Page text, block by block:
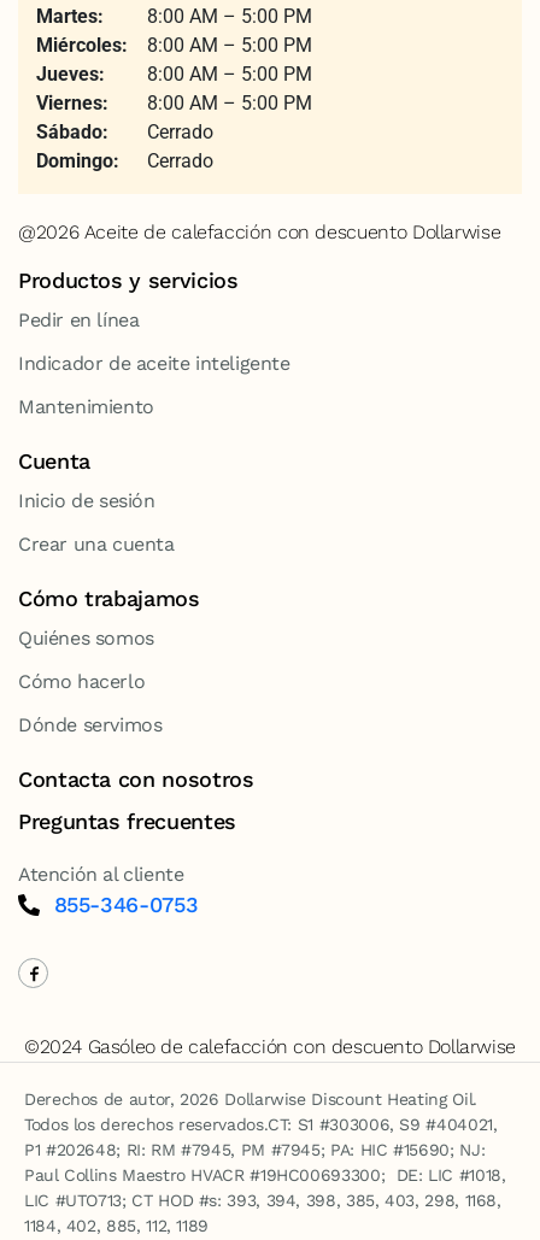
Martes:
8:00 AM – 5:00 PM
Miércoles:
8:00 AM – 5:00 PM
Jueves:
8:00 AM – 5:00 PM
Viernes:
8:00 AM – 5:00 PM
Sábado:
Cerrado
Domingo:
Cerrado
@2026 Aceite de calefacción con descuento Dollarwise
Productos y servicios
Pedir en línea
Indicador de aceite inteligente
Mantenimiento
Cuenta
Inicio de sesión
Crear una cuenta
Cómo trabajamos
Quiénes somos
Cómo hacerlo
Dónde servimos
Contacta con nosotros
Preguntas frecuentes
Atención al cliente
855-346-0753
©2024 Gasóleo de calefacción con descuento Dollarwise
Derechos de autor, 2026 Dollarwise Discount Heating Oil.
Todos los derechos reservados.CT: S1 #303006, S9 #404021,
P1 #202648; RI: RM #7945, PM #7945; PA: HIC #15690; NJ:
Paul Collins Maestro HVACR #19HC00693300; DE: LIC #1018,
LIC #UTO713; CT HOD #s: 393, 394, 398, 385, 403, 298, 1168,
1184, 402, 885, 112, 1189